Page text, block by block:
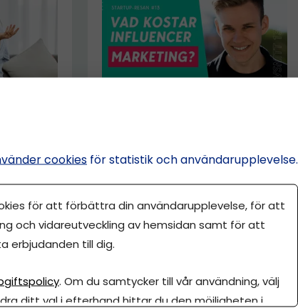
gör du
Marketing – expertens 9
Gustaf Oscarson
cookies för statistik och användarupplevelse.
för att förbättra din användarupplevelse, för att
och vidareutveckling av hemsidan samt för att
erbjudanden till dig.
. Om du samtycker till vår användning, välj
ditt val i efterhand hittar du den möjligheten i